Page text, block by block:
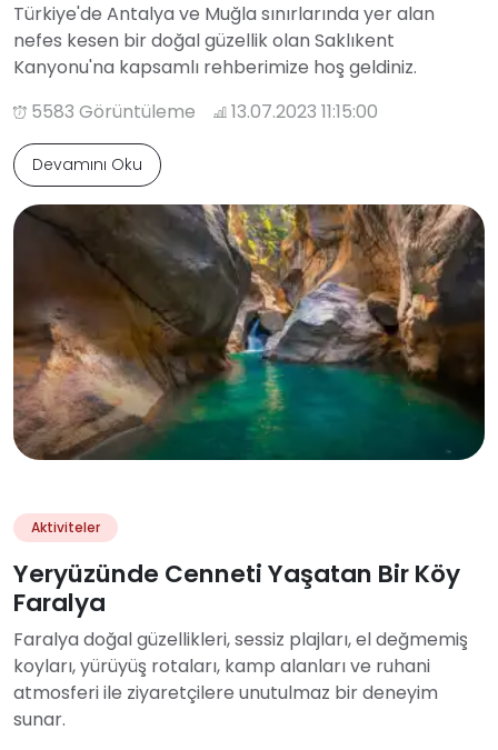
Türkiye'de Antalya ve Muğla sınırlarında yer alan
nefes kesen bir doğal güzellik olan Saklıkent
Kanyonu'na kapsamlı rehberimize hoş geldiniz.
5583 Görüntüleme
13.07.2023 11:15:00
Devamını Oku
Aktiviteler
Yeryüzünde Cenneti Yaşatan Bir Köy
Faralya
Faralya doğal güzellikleri, sessiz plajları, el değmemiş
koyları, yürüyüş rotaları, kamp alanları ve ruhani
atmosferi ile ziyaretçilere unutulmaz bir deneyim
sunar.